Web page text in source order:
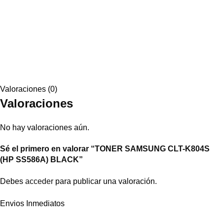
Valoraciones (0)
Valoraciones
No hay valoraciones aún.
Sé el primero en valorar “TONER SAMSUNG CLT-K804S
(HP SS586A) BLACK”
Debes acceder para publicar una valoración.
Envios Inmediatos